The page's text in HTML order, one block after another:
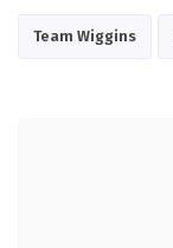
Team Wiggins